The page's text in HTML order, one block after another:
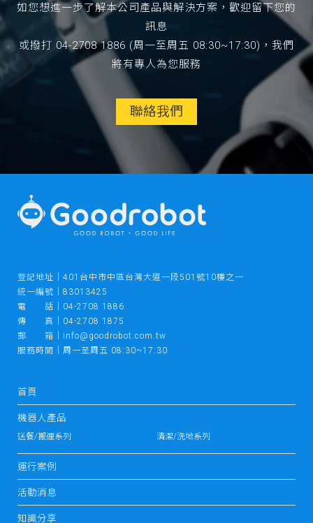
如您想進一步了解本公司產品與解決方案，歡迎留下您的
訊息
或撥打 04-2708 1886 (周一至周五 08:30~17:30)，我們
將有專人為您服務
聯絡我們
登記地址｜401台中市中區台灣大道一段501號10樓之一
統一編號｜83013425
電 話｜ 04-2708 1886
傳 真｜ 04-2708 1875
郵 箱｜ info@goodrobot.com.tw
服務時間｜周一至周五 08:30~17:30
首頁
機器人產品
送餐/搬運系列 清潔/洗地系列
運行案例
活動消息
知識分享